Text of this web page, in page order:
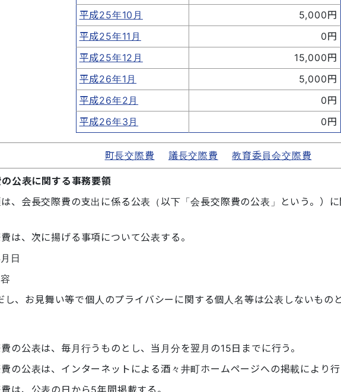
平成25年10月
5,000円
平成25年11月
0円
平成25年12月
15,000円
平成26年1月
5,000円
平成26年2月
0円
平成26年3月
0円
町長交際費 議長交際費 教育委員会交際費
公表に関する事務要領
は、会長交際費の支出に係る公表（以下「会長交際費の公表」という。）
は、次に揚げる事項について公表する。
日
し、お見舞い等で個人のプライバシーに関する個人名等は公表しないもの
の公表は、毎月行うものとし、当月分を翌月の15日までに行う。
の公表は、インターネットによる酒々井町ホームページへの掲載により
は、公表の日から5年間掲載する。